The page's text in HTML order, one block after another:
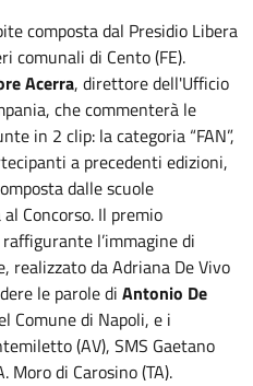
composta dal Presidio Libera
comunali di Cento (FE).
Acerra, direttore dell'Ufficio
che commenterà le
in 2 clip: la categoria “FAN”,
a precedenti edizioni,
dalle scuole
Concorso. Il premio
l’immagine di
realizzato da Adriana De Vivo
le parole di Antonio De
Comune di Napoli, e i
(AV), SMS Gaetano
Moro di Carosino (TA).